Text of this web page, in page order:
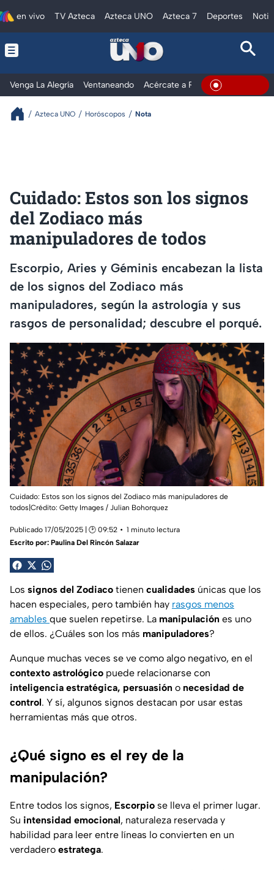
en vivo TV Azteca Azteca UNO Azteca 7 Deportes
Venga La Alegría Ventaneando Acércate a Rocío Al ExtremoEn Vivo
Azteca UNO Horóscopos Nota
Cuidado: Estos son los signos
del Zodiaco más
manipuladores de todos
Escorpio, Aries y Géminis encabezan la lista
de los signos del Zodiaco más
manipuladores, según la astrología y sus
rasgos de personalidad; descubre el porqué.
Cuidado: Estos son los signos del Zodiaco más manipuladores de
todos|Crédito: Getty Images / Julian Bohorquez
Publicado 17/05/2025 | 🕑 09:52
1 minuto lectura
Escrito por: Paulina Del Rincón Salazar
Los signos del Zodiaco tienen cualidades únicas que los
hacen especiales, pero también hay rasgos menos
amables que suelen repetirse. La manipulación es uno
de ellos. ¿Cuáles son los más manipuladores?
Aunque muchas veces se ve como algo negativo, en el
contexto astrológico puede relacionarse con
inteligencia estratégica, persuasión o necesidad de
control. Y sí, algunos signos destacan por usar estas
herramientas más que otros.
¿Qué signo es el rey de la
manipulación?
Entre todos los signos, Escorpio se lleva el primer lugar.
Su intensidad emocional, naturaleza reservada y
habilidad para leer entre líneas lo convierten en un
verdadero estratega.